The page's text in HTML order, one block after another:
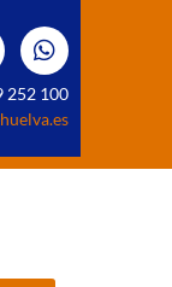
252 100